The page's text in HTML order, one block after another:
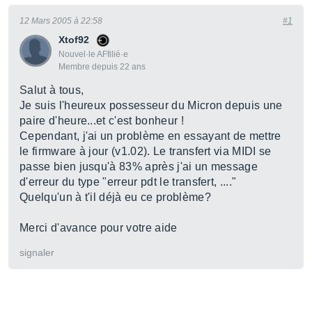
Xtof92
Nouvel·le AFfilié·e
Membre depuis 22 ans
12 Mars 2005 à 22:58 #1
Salut à tous,
Je suis l'heureux possesseur du Micron depuis une
paire d'heure...et c'est bonheur !
Cependant, j'ai un problème en essayant de mettre
le firmware à jour (v1.02). Le transfert via MIDI se
passe bien jusqu'à 83% après j'ai un message
d'erreur du type "erreur pdt le transfert, ...."
Quelqu'un à t'il déjà eu ce problème?
Merci d'avance pour votre aide
signaler